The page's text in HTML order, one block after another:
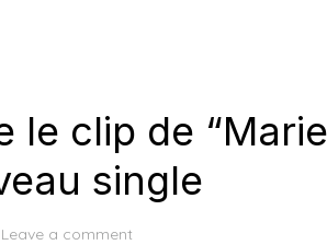
le clip de “Marie
single
Leave a comment